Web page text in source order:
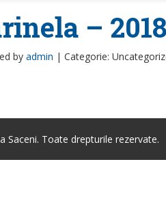
–
by admin | Categorie:
Saceni. Toate drepturile rezervate.